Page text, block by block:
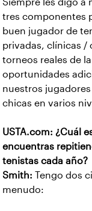
Siempre les digo a
tres componentes
buen jugador de
privadas, clínicas /
torneos reales de la
oportunidades
nuestros
chicas en varios
USTA.com: ¿Cuál
encuentras
tenistas cada año?
Smith: Tengo dos
menudo: